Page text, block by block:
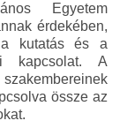
Egyetem
érdekében,
a kutatás és a
kapcsolat. A
össze az